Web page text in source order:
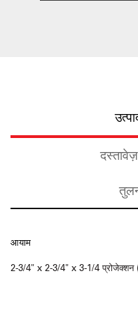
दस्तावेज़
आयाम
2-3/4" x 2-3/4" x 3-1/4 प्रोजेक्शन